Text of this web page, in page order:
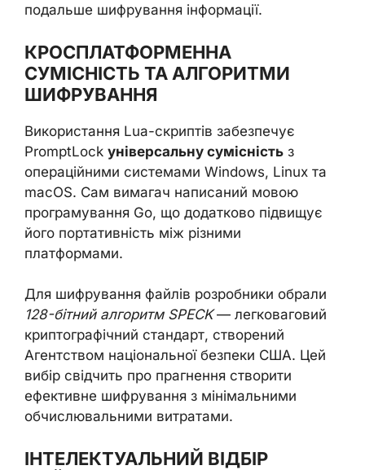
подальше шифрування інформації.
КРОСПЛАТФОРМЕННА
СУМІСНІСТЬ ТА АЛГОРИТМИ
ШИФРУВАННЯ
Використання Lua-скриптів забезпечує
PromptLock універсальну сумісність з
операційними системами Windows, Linux та
macOS. Сам вимагач написаний мовою
програмування Go, що додатково підвищує
його портативність між різними
платформами.
Для шифрування файлів розробники обрали
128-бітний алгоритм SPECK— легковаговий
криптографічний стандарт, створений
Агентством національної безпеки США. Цей
вибір свідчить про прагнення створити
ефективне шифрування з мінімальними
обчислювальними витратами.
ІНТЕЛЕКТУАЛЬНИЙ ВІДБІР